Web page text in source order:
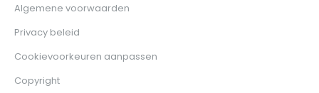
Algemene voorwaarden
Privacy beleid
Cookievoorkeuren aanpassen
Copyright